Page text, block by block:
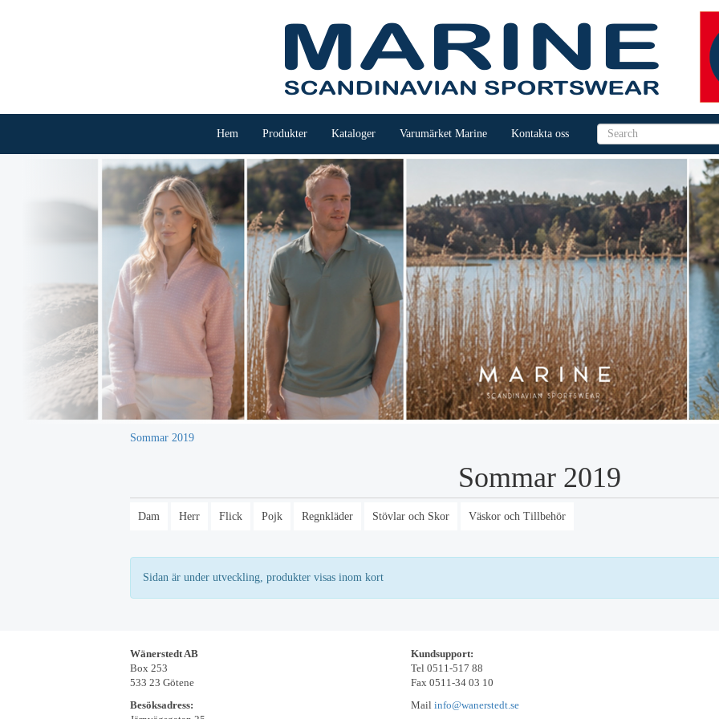
Hem Produkter Kataloger Varumärket Marine Kontakta oss
Sommar 2019
Sommar 2019
Dam Herr Flick Pojk Regnkläder Stövlar och Skor Väskor och Tillbehör
Sidan är under utveckling, produkter visas inom kort
Wänerstedt AB
Box 253
533 23 Götene
Besöksadress:
Kundsupport:
Tel 0511-517 88
Fax 0511-34 03 10
Mail info@wanerstedt.se